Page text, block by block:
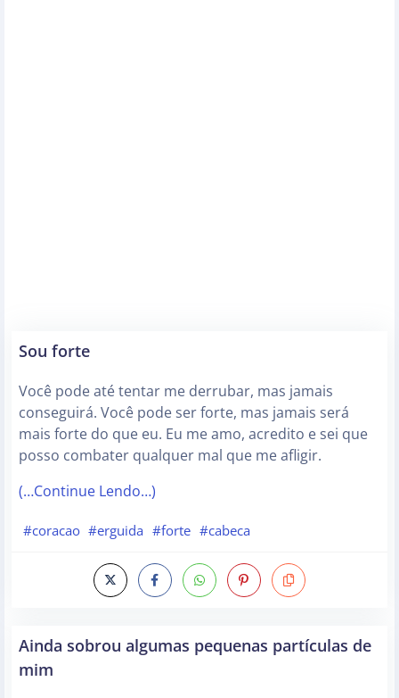
Sou forte
Você pode até tentar me derrubar, mas jamais
conseguirá. Você pode ser forte, mas jamais será
mais forte do que eu. Eu me amo, acredito e sei que
posso combater qualquer mal que me afligir.
(…Continue Lendo…)
#coracao #erguida #forte #cabeca
Ainda sobrou algumas pequenas partículas de
mim